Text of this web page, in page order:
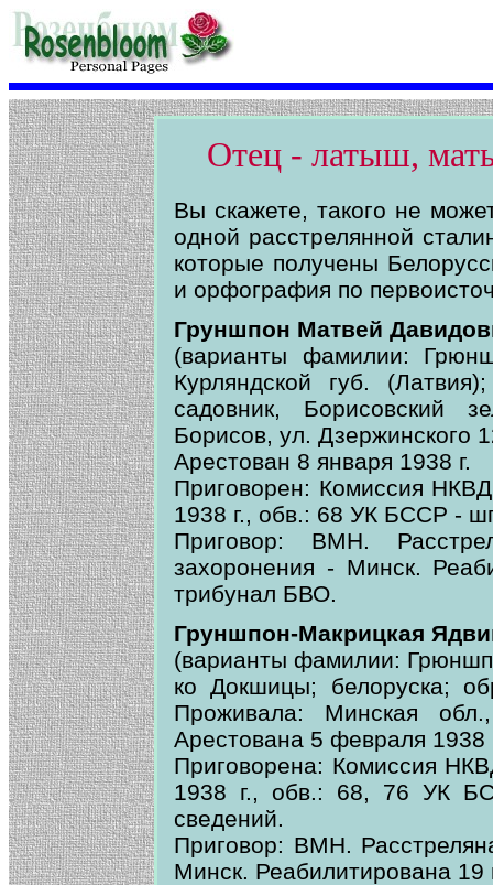
Отец - латыш,
Вы скажете, такого не
одной расстрелянной
которые получены
и орфография по
Груншпон Матвей
(варианты фамилии:
Курляндской губ.
садовник, Борисовский
Борисов, ул. Дзержинского
Арестован 8 января 1938 г.
Приговорен: Комиссия
1938 г., обв.: 68 УК БССР -
Приговор: ВМН.
захоронения - Минск.
трибунал БВО.
Груншпон-Макрицкая
(варианты фамилии:
ко Докшицы; белоруска;
Проживала: Минская
Арестована 5 февраля 1938
Приговорена: Комиссия
1938 г., обв.: 68, 76 УК
сведений.
Приговор: ВМН.
Минск. Реабилитирована